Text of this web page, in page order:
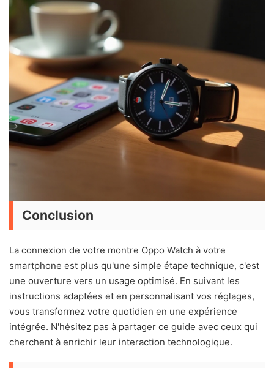
Conclusion
La connexion de votre montre Oppo Watch à votre
smartphone est plus qu'une simple étape technique, c'est
une ouverture vers un usage optimisé. En suivant les
instructions adaptées et en personnalisant vos réglages,
vous transformez votre quotidien en une expérience
intégrée. N'hésitez pas à partager ce guide avec ceux qui
cherchent à enrichir leur interaction technologique.